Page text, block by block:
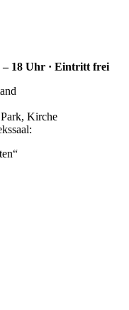
– 18 Uhr · Eintritt frei
Kirche